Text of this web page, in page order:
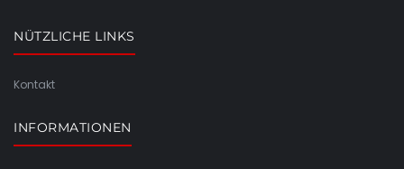
NÜTZLICHE LINKS
Kontakt
INFORMATIONEN